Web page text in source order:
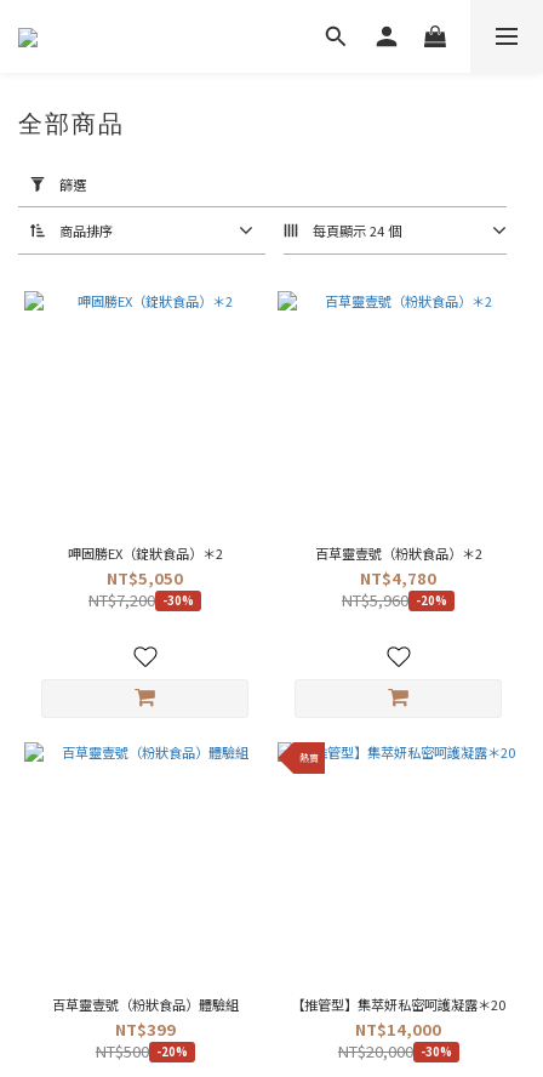
篩
選
(0/20)
價格
(NT$)
全部商品
篩選
商品排序 每頁顯示 24 個
呷固勝EX（錠狀食品）＊2
NT$5,050
NT$7,200 -30%
百草靈壹號（粉狀食品）＊2
NT$4,780
NT$5,960 -20%
百草靈壹號（粉狀食品）體驗組
NT$399
NT$500 -20%
熱賣
【推管型】集萃妍私密呵護凝露＊20
NT$14,000
NT$20,000 -30%